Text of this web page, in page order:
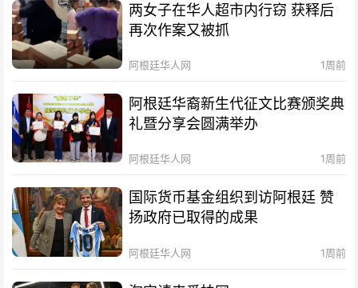
两女子在华人超市内行窃 获释后
再次作案又被抓
阿根廷华人网 1周前
阿根廷华裔新生代征文比赛颁奖典
礼暨分享会圆满举办
阿根廷华人网 1周前
国际货币基金组织到访阿根廷 赞
扬政府已取得的成果
阿根廷华人网 1周前